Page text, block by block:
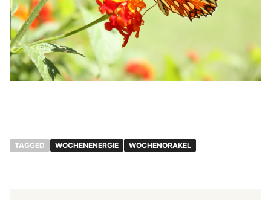
TAGGED WOCHENENERGIE WOCHENORAKEL